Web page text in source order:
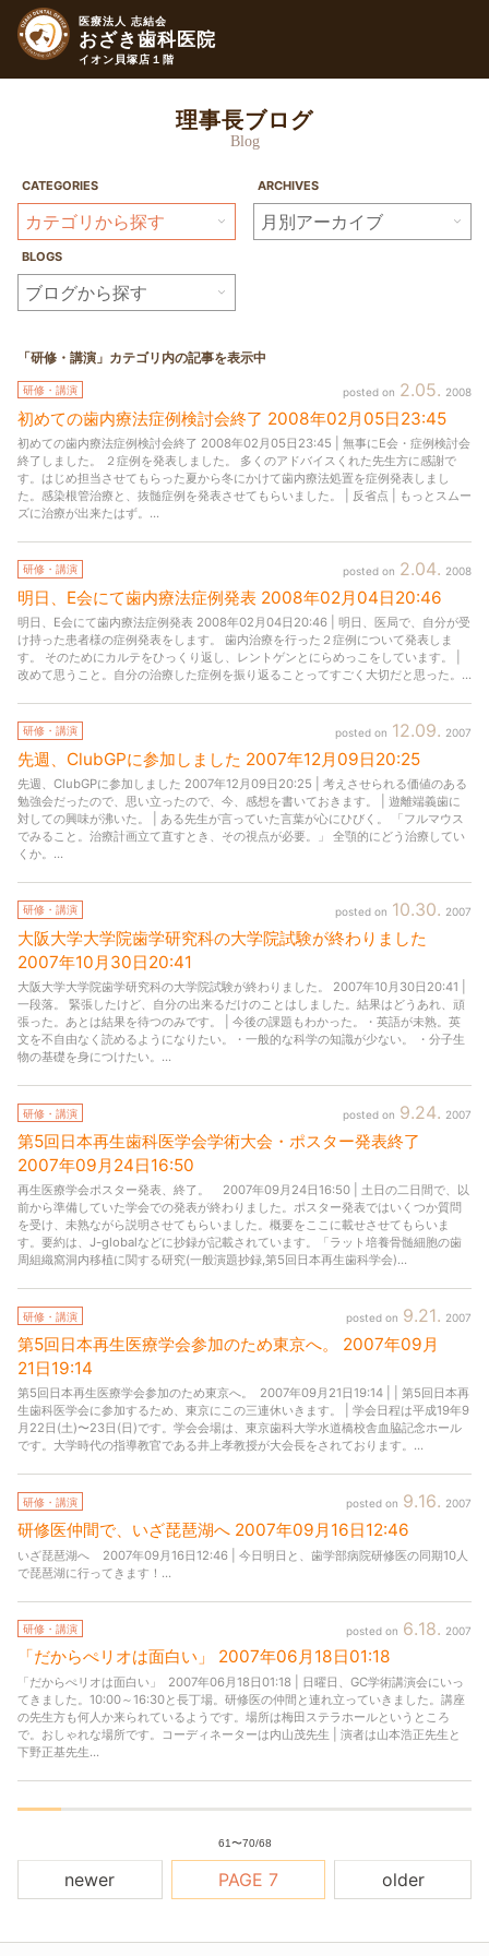
医療法人 志結会
おざき歯科医院
イオン貝塚店１階
理事長ブログ
Blog
CATEGORIES ARCHIVES
BLOGS
「研修・講演」カテゴリ内の記事を表示中
2 05 2008
研修・講演
初めての歯内療法症例検討会終了 2008年02月 05日23:45
初めての歯内療法症例検討会終了 2008年02月05日23:45 | 無事にE会・症例検討会
終了しました。 ２症例を発表しました。 多くのアドバイスくれた先生方に感謝で
す。はじめ担当させてもらった夏から冬にかけて歯内療法処置を症例発表しまし
た。感染根管治療と、抜髄症例を発表させてもらいました。 | 反省点 | もっとスムー
ズに治療が出来たはず。...
2 04 2008
研修・講演
明日、 E会にて歯内療法症例発表 2008年02月 04日20:46
明日、E会にて歯内療法症例発表 2008年02月04日20:46 | 明日、医局で、自分が受
け持った患者様の症例発表をします。 歯内治療を行った２症例について発表しま
す。 そのためにカルテをひっくり返し、レントゲンとにらめっこをしています。 |
改めて思うこと。自分の治療した症例を振り返ることってすごく大切だと思った。...
12 09 2007
研修・講演
先週、 ClubGPに参加しました 2007年12月 09日20:25
先週、ClubGPに参加しました 2007年12月09日20:25 | 考えさせられる価値のある
勉強会だったので、思い立ったので、今、感想を書いておきます。 | 遊離端義歯に
対しての興味が沸いた。 | ある先生が言っていた言葉が心にひびく。 「フルマウス
でみること。治療計画立て直すとき、その視点が必要。」 全顎的にどう治療してい
くか。...
10 30 2007
研修・講演
大阪大学大学院歯学研究科の大学院試験が終わりました
2007年10月 30日20:41
大阪大学大学院歯学研究科の大学院試験が終わりました。 2007年10月30日20:41 |
一段落。 緊張したけど、自分の出来るだけのことはしました。結果はどうあれ、頑
張った。あとは結果を待つのみです。 | 今後の課題もわかった。・英語が未熟。英
文を不自由なく読めるようになりたい。・一般的な科学の知識が少ない。 ・分子生
物の基礎を身につけたい。...
9 24 2007
研修・講演
第5回日本再生歯科医学会学術大会・ポスター発表終了
2007年09月 24日16:50
再生医療学会ポスター発表、終了。 2007年09月24日16:50 | 土日の二日間で、以
前から準備していた学会での発表が終わりました。ポスター発表ではいくつか質問
を受け、未熟ながら説明させてもらいました。概要をここに載せさせてもらいま
す。要約は、J-globalなどに抄録が記載されています。「ラット培養骨髄細胞の歯
周組織窩洞内移植に関する研究(一般演題抄録,第5回日本再生歯科学会)...
9 21 2007
研修・講演
第5回日本再生医療学会参加のため東京へ。 2007年09月
21日19:14
第5回日本再生医療学会参加のため東京へ。 2007年09月21日19:14 | | 第5回日本再
生歯科医学会に参加するため、東京にこの三連休いきます。 | 学会日程は平成19年9
月22日(土)〜23日(日)です。学会会場は、東京歯科大学水道橋校舎血脇記念ホール
です。大学時代の指導教官である井上孝教授が大会長をされております。...
9 16 2007
研修・講演
研修医仲間で、 いざ琵琶湖へ 2007年09月 16日12:46
いざ琵琶湖へ 2007年09月16日12:46 | 今日明日と、歯学部病院研修医の同期10人
で琵琶湖に行ってきます！...
6 18 2007
研修・講演
「だからぺリオは面白い」 2007年06月 18日01:18
「だからぺリオは面白い」 2007年06月18日01:18 | 日曜日、GC学術講演会にいっ
てきました。10:00～16:30と長丁場。研修医の仲間と連れ立っていきました。講座
の先生方も何人か来られているようです。場所は梅田ステラホールというところ
で。おしゃれな場所です。コーディネーターは内山茂先生 | 演者は山本浩正先生と
下野正基先生...
61〜70/68
newer 7 older